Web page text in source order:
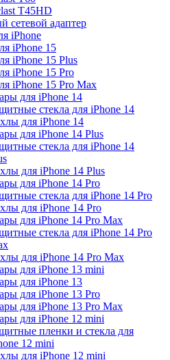
T45HD
сетевой адаптер
iPhone
iPhone 15
iPhone 15 Plus
iPhone 15 Pro
iPhone 15 Pro Max
для iPhone 14
стекла для iPhone 14
для iPhone 14
для iPhone 14 Plus
стекла для iPhone 14
для iPhone 14 Plus
для iPhone 14 Pro
стекла для iPhone 14 Pro
для iPhone 14 Pro
для iPhone 14 Pro Max
стекла для iPhone 14 Pro
для iPhone 14 Pro Max
для iPhone 13 mini
для iPhone 13
для iPhone 13 Pro
для iPhone 13 Pro Max
для iPhone 12 mini
пленки и стекла для
12 mini
для iPhone 12 mini